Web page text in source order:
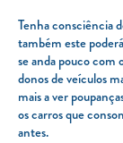
Tenha consciência
também este
se anda pouco com
donos de veículos
mais a ver
os carros que
antes.